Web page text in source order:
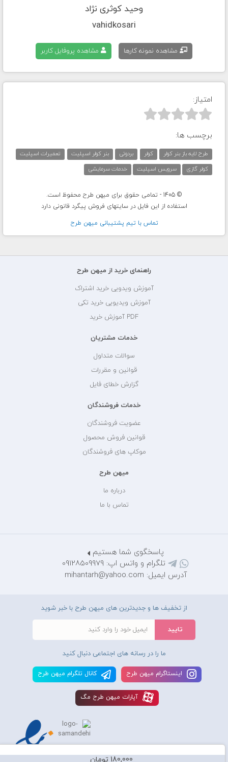
180,000 تومان
وحید کوثری نژاد
vahidkosari
مشاهده نمونه کارها مشاهده پروفایل کاربر
امتیاز:



برچسب ها:
طرح لایه باز بنر کولر کولر بردوتی بنر کولر اسپلیت
تعمیرات اسپلیت
کولر گازی
سرویس اسپلیت خدمات سرمایشی
© 1405 - تمامی حقوق برای میهن طرح محفوظ است.
استفاده از این فایل در سایتهای فروش پیگرد قانونی دارد
تماس با تيم پشتيبانی ميهن طرح
راهنمای خرید از میهن طرح
آموزش ویدویی خرید اشتراک
آموزش ویدیویی خرید تکی
PDF آموزش خرید
خدمات مشتریان
سوالات متداول
قوانین و مقررات
گزارش خطای فایل
خدمات فروشندگان
عضویت فروشندگان
قوانین فروش محصول
موکاپ های فروشندگان
میهن طرح
درباره ما
تماس با ما
پاسخگوی شما هستیم
تلگرام و واتس اپ: 09128509979
آدرس ایمیل: mihantarh@yahoo.com
از تخفیف ها و جدیدترین های میهن طرح با خبر شوید
ما را در رسانه های اجتماعی دنبال کنید
اينستاگرام ميهن طرح کانال تلگرام ميهن طرح
آپارات ميهن طرح مگ